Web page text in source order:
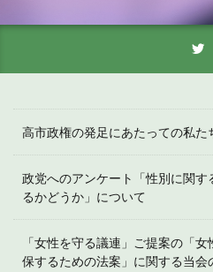
高市政権の発足にあたっての私た
政党へのアンケート「性別に関
るかどうか」について
「女性を守る議連」ご提案の「
保するための法案」に関する当会